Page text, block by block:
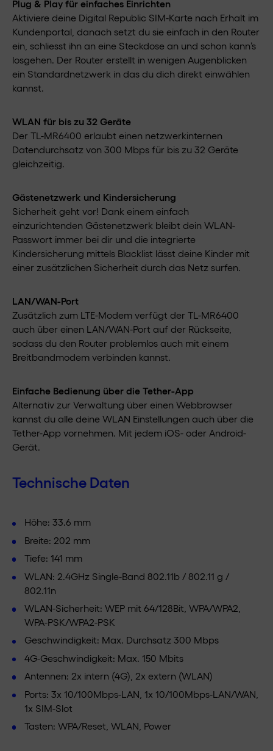
Plug & Play für einfaches Einrichten
Aktiviere deine Digital Republic SIM-Karte nach Erhalt im
Kundenportal, danach setzt du sie einfach in den Router
ein, schliesst ihn an eine Steckdose an und schon kann’s
losgehen. Der Router erstellt in wenigen Augenblicken
ein Standardnetzwerk in das du dich direkt einwählen
kannst.
WLAN für bis zu 32 Geräte
Der TL-MR6400 erlaubt einen netzwerkinternen
Datendurchsatz von 300 Mbps für bis zu 32 Geräte
gleichzeitig.
Gästenetzwerk und Kindersicherung
Sicherheit geht vor! Dank einem einfach
einzurichtenden Gästenetzwerk bleibt dein WLAN-
Passwort immer bei dir und die integrierte
Kindersicherung mittels Blacklist lässt deine Kinder mit
einer zusätzlichen Sicherheit durch das Netz surfen.
LAN/WAN-Port
Zusätzlich zum LTE-Modem verfügt der TL-MR6400
auch über einen LAN/WAN-Port auf der Rückseite,
sodass du den Router problemlos auch mit einem
Breitbandmodem verbinden kannst.
Einfache Bedienung über die Tether-App
Alternativ zur Verwaltung über einen Webbrowser
kannst du alle deine WLAN Einstellungen auch über die
Tether-App vornehmen. Mit jedem iOS- oder Android-
Gerät.
Technische Daten
Höhe: 33.6 mm
Breite: 202 mm
Tiefe: 141 mm
WLAN: 2.4GHz Single-Band 802.11b / 802.11 g /
802.11n
WLAN-Sicherheit: WEP mit 64/128Bit, WPA/WPA2,
WPA-PSK/WPA2-PSK
Geschwindigkeit: Max. Durchsatz 300 Mbps
4G-Geschwindigkeit: Max. 150 Mbits
Antennen: 2x intern (4G), 2x extern (WLAN)
Ports: 3x 10/100Mbps-LAN, 1x 10/100Mbps-LAN/WAN,
1x SIM-Slot
Tasten: WPA/Reset, WLAN, Power